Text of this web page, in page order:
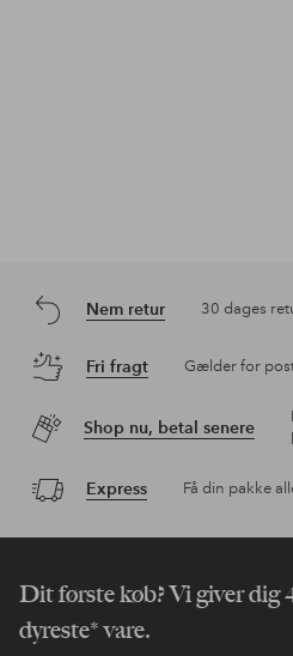
Nem retur 30 dages
Fri fragt Gælder for
Shop nu, betal senere
Express Få din pakke
Dit første køb? Vi giver dig
dyreste* vare.